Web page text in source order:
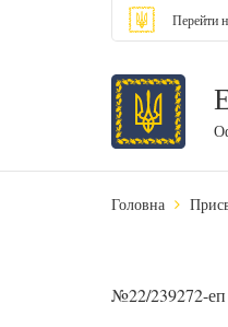
Перейти
Головна
№22/239272-еп